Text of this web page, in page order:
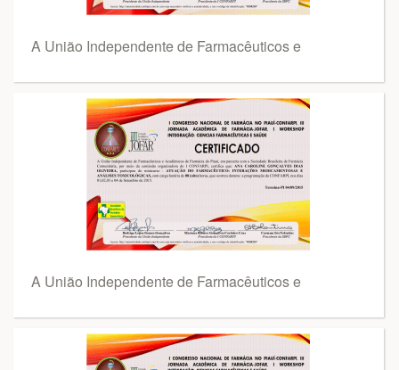
A União Independente de Farmacêuticos e
A União Independente de Farmacêuticos e